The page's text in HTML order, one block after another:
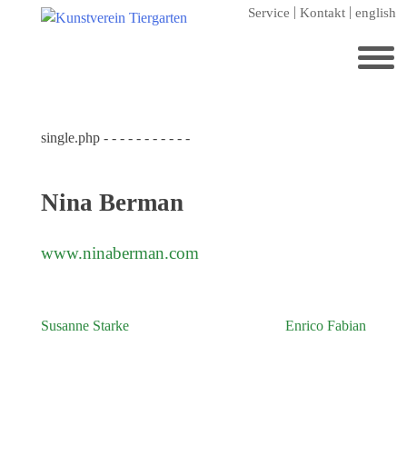
Service Kontakt english
Startseite
Förderer
Jahresgaben
single.php - - - - - - - - - - -
Nina Berman
www.ninaberman.com
Beitragsnavigation
Susanne Starke Enrico Fabian